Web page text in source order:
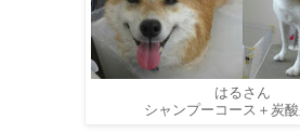
はるさん
シャンプーコース＋炭